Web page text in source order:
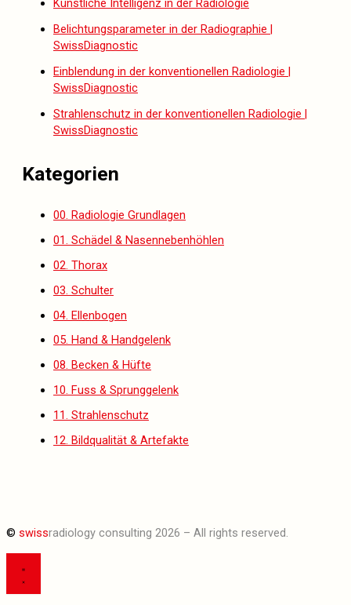
Künstliche Intelligenz in der Radiologie
Belichtungsparameter in der Radiographie |
SwissDiagnostic
Einblendung in der konventionellen Radiologie |
SwissDiagnostic
Strahlenschutz in der konventionellen Radiologie |
SwissDiagnostic
Kategorien
00. Radiologie Grundlagen
01. Schädel & Nasennebenhöhlen
02. Thorax
03. Schulter
04. Ellenbogen
05. Hand & Handgelenk
08. Becken & Hüfte
10. Fuss & Sprunggelenk
11. Strahlenschutz
12. Bildqualität & Artefakte
© swissradiology consulting 2026 – All rights reserved.